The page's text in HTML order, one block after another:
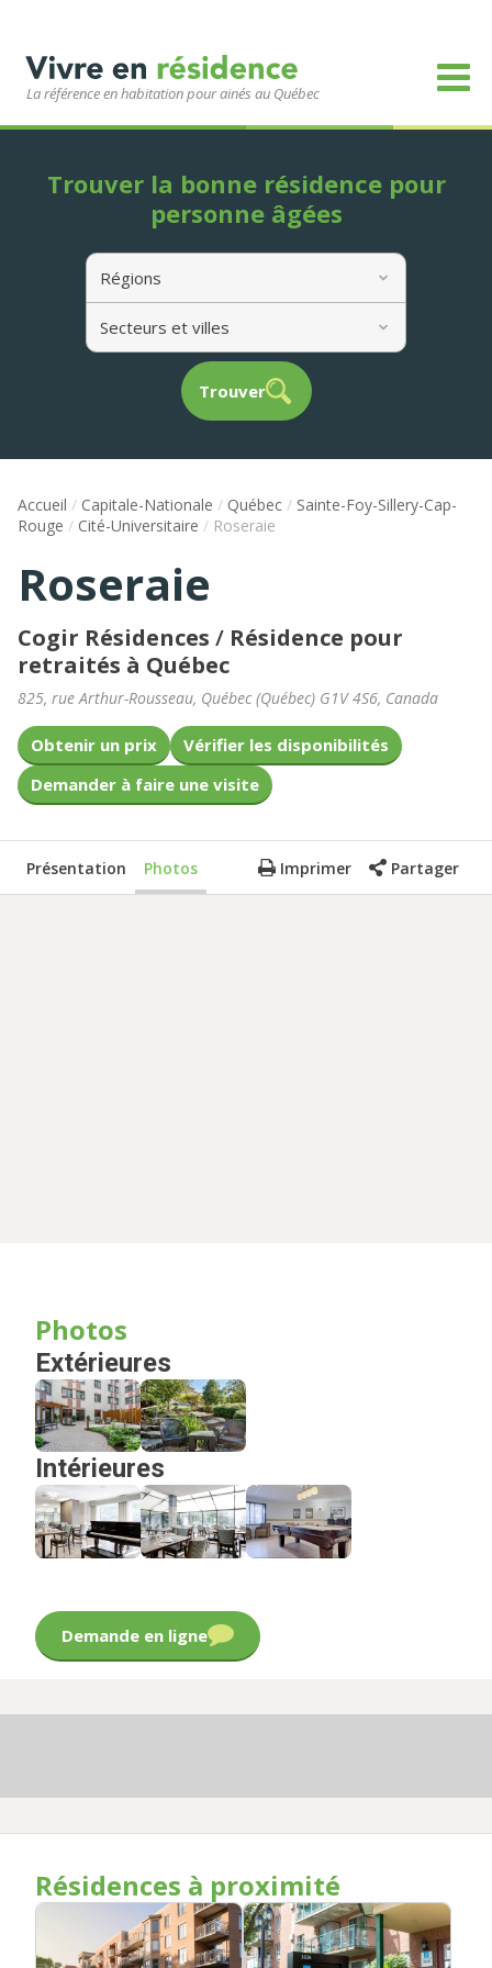
La référence en habitation pour ainés au Québec
Régions
Secteurs et villes
Trouver
Trouver la bonne résidence pour
personne âgées
Accueil / Capitale-Nationale / Québec / Sainte-Foy-Sillery-Cap-
Rouge / Cité-Universitaire / Roseraie
Roseraie
Cogir Résidences / Résidence pour
retraités à Québec
825, rue Arthur-Rousseau, Québec(Québec) G1V 4S6, Canada
Obtenir un prix
Vérifier les disponibilités
Demander à faire une visite
Présentation Photos Imprimer Partager
Photos
Extérieures
Intérieures
Demande en ligne
Résidences à proximité